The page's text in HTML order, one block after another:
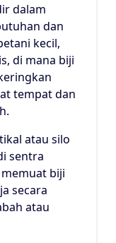
dalam
dan
kecil,
di mana biji
tempat dan
atau silo
sentra
biji
secara
atau